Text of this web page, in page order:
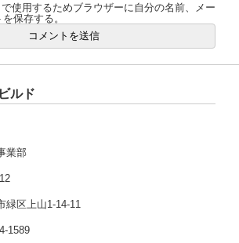
使用するためブラウザーに自分の名前、メー
保存する。
ルド
業部
緑区上山1-14-11
1589